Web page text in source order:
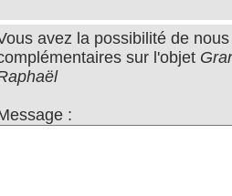
avez la possibilité de
sur l'objet
: